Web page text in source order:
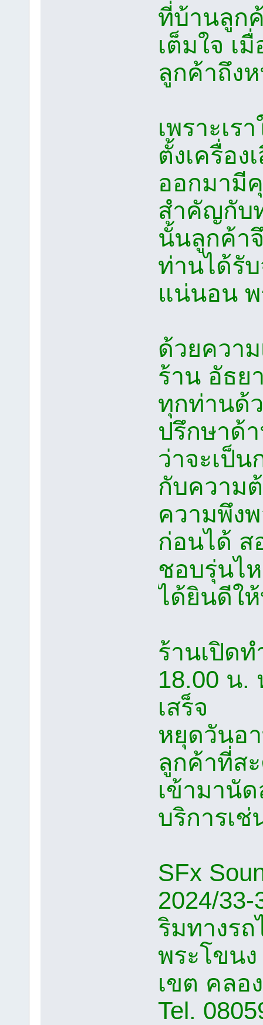
ที่บ้านลูก
เต็มใจ เ
ลูกค้าถึง
เพราะเ
ตั้งเครื่อง
ออกมามี
สำคัญกับ
นั้นลูกค้า
ท่านได้รั
แน่นอน พ
ด้วยความ
ร้าน อัธย
ทุกท่านด้
ปรึกษาด้
ว่าจะเป็
กับความ
ความพึง
ก่อนได้ ส
ชอบรุ่นไ
ได้ยินดีใ
ร้านเปิดท
18.00 น.
เสร็จ
หยุดวันอ
ลูกค้าที่ส
เข้ามานั
บริการเช่
SFx
2024/
ริมทางร
พระโขนง
เขต คลอ
Tel.